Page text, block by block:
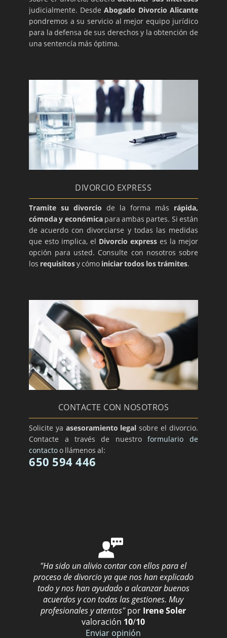
judicialmente. DesdeAbogado Divorcio Alicante
pondremos a su servicio al mejor equipo jurídico
para la defensa de sus derechos y la obtención de
una sentencía más óptima.
DIVORCIO EXPRESS
Tramite su divorcio de la forma más rápida,
cómoda y económicapara ambas partes. Si están
de acuerdo con divorciarse y todas las medidas
que esto implica, el Divorcio expresses la mejor
opción para usted. Consulte con nosotros sobre
los requisitosy cómo iniciar todos los trámites.
CONTACTE CON NOSOTROS
Solicite ya asesoramiento legal sobre el divorcio.
Contacte a través de nuestroformulario de
contactoo llámenos al:
650 594 446
"Ha sido un alivio contar con ellos para el
proceso de divorcio ya que nos han explicado
todo y nos han ayudado a alcanzar buenos
acuerdos y con todas las gestiones. Muy
profesionales y atentos" por Irene Soler
valoración 10/10
Enviar opinión